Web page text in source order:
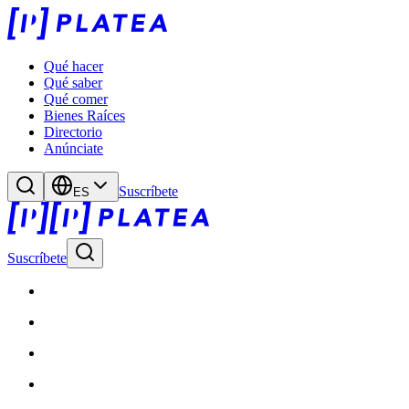
Qué hacer
Qué saber
Qué comer
Bienes Raíces
Directorio
Anúnciate
ES Suscríbete
Suscríbete